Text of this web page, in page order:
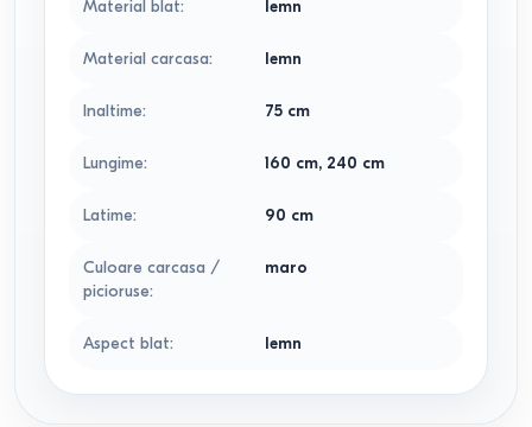
Material blat: lemn
Material carcasa: lemn
Inaltime: 75cm
Lungime: 160 cm, 240 cm
Latime: 90 cm
Culoare carcasa /
picioruse:
maro
Aspect blat: lemn